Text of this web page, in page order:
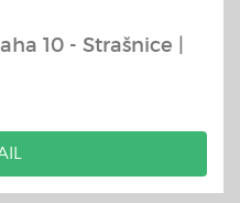
10 - Strašnice |